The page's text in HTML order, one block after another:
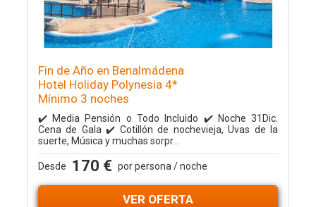
Fin de Año en Benalmádena
Hotel Holiday Polynesia 4*
Mínimo 3 noches
✔️ Media Pensión o Todo Incluido ✔️ Noche 31Dic.
Cena de Gala ✔️ Cotillón de nochevieja, Uvas de la
suerte, Música y muchas sorpr...
Desde 170 € por persona / noche
VER OFERTA